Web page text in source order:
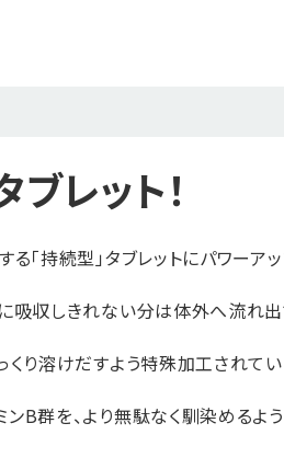
レット！
「持続型」タブレットにパワーアッ
吸収しきれない分は体外へ流れ出
くり溶けだすよう特殊加工されてい
群を、より無駄なく馴染めるよう
※一部キャンペーン価格を除く